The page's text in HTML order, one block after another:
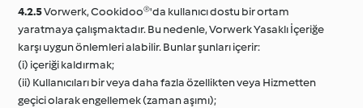
4.2.5Vorwerk, Cookidoo®'da kullanıcı dostu bir ortam
yaratmaya çalışmaktadır. Bu nedenle, Vorwerk Yasaklı İçeriğe
karşı uygun önlemleri alabilir. Bunlar şunları içerir:
(i) içeriği kaldırmak;
(ii) Kullanıcıları bir veya daha fazla özellikten veya Hizmetten
geçici olarak engellemek (zaman aşımı);